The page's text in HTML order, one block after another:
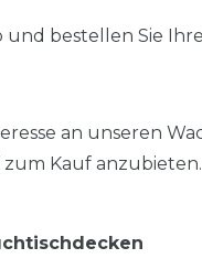
bestellen Sie
an unseren
Kauf